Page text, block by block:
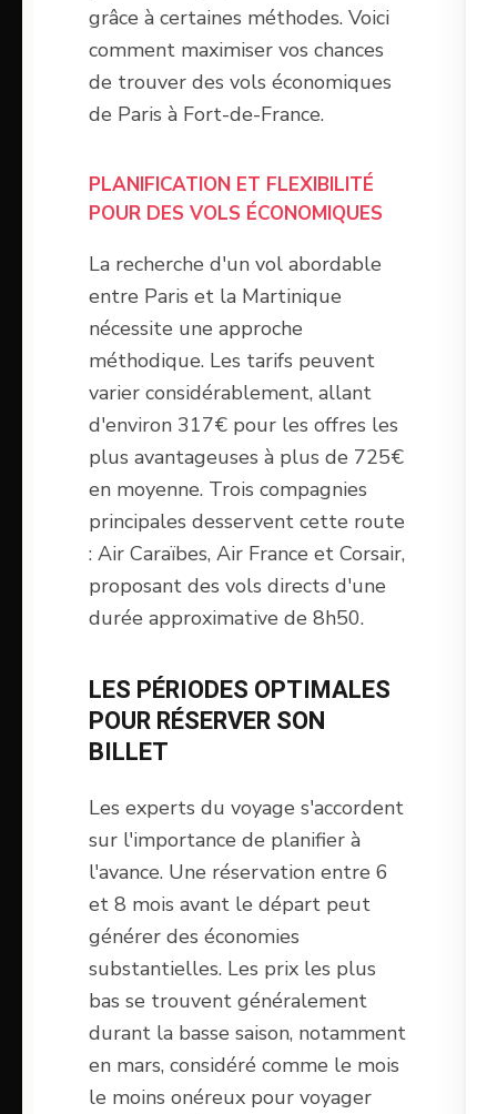
grâce à certaines méthodes. Voici
comment maximiser vos chances
de trouver des vols économiques
de Paris à Fort-de-France.
PLANIFICATION ET FLEXIBILITÉ
POUR DES VOLS ÉCONOMIQUES
La recherche d'un vol abordable
entre Paris et la Martinique
nécessite une approche
méthodique. Les tarifs peuvent
varier considérablement, allant
d'environ 317€ pour les offres les
plus avantageuses à plus de 725€
en moyenne. Trois compagnies
principales desservent cette route
: Air Caraïbes, Air France et Corsair,
proposant des vols directs d'une
durée approximative de 8h50.
LES PÉRIODES OPTIMALES
POUR RÉSERVER SON
BILLET
Les experts du voyage s'accordent
sur l'importance de planifier à
l'avance. Une réservation entre 6
et 8 mois avant le départ peut
générer des économies
substantielles. Les prix les plus
bas se trouvent généralement
durant la basse saison, notamment
en mars, considéré comme le mois
le moins onéreux pour voyager